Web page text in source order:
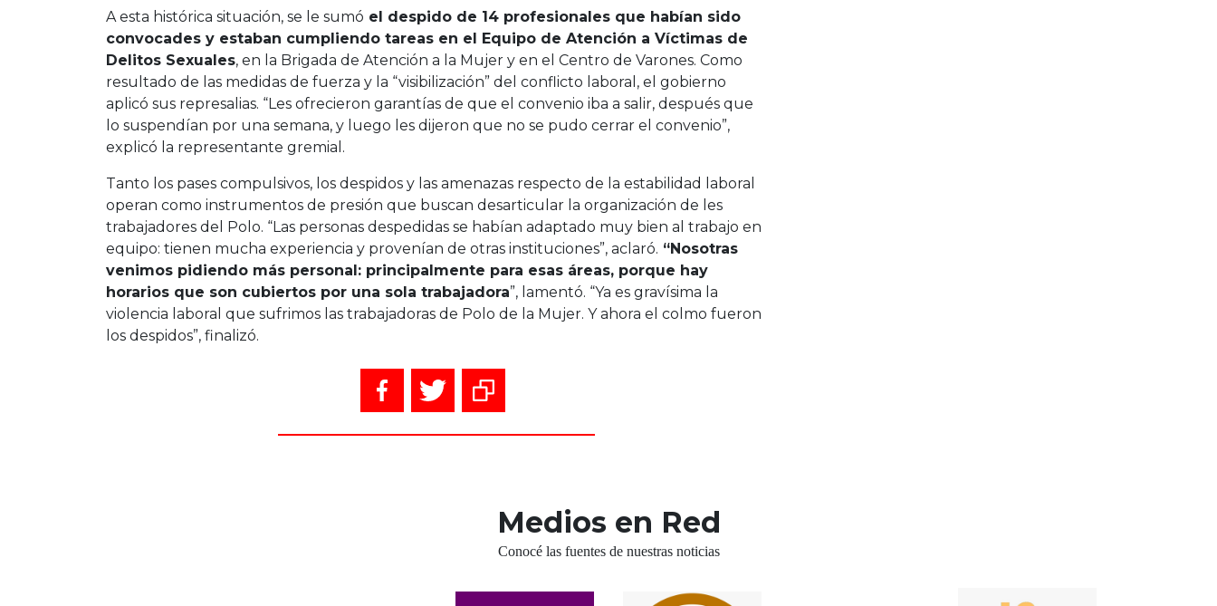
A esta histórica situación, se le sumó el despido de 14 profesionales que habían sido
convocades y estaban cumpliendo tareas en el Equipo de Atención a Víctimas de
Delitos Sexuales, en la Brigada de Atención a la Mujer y en el Centro de Varones. Como
resultado de las medidas de fuerza y la “visibilización” del conflicto laboral, el gobierno
aplicó sus represalias. “Les ofrecieron garantías de que el convenio iba a salir, después que
lo suspendían por una semana, y luego les dijeron que no se pudo cerrar el convenio”,
explicó la representante gremial.
Tanto los pases compulsivos, los despidos y las amenazas respecto de la estabilidad laboral
operan como instrumentos de presión que buscan desarticular la organización de les
trabajadores del Polo. “Las personas despedidas se habían adaptado muy bien al trabajo en
equipo: tienen mucha experiencia y provenían de otras instituciones”, aclaró. “Nosotras
venimos pidiendo más personal: principalmente para esas áreas, porque hay
horarios que son cubiertos por una sola trabajadora”, lamentó. “Ya es gravísima la
violencia laboral que sufrimos las trabajadoras de Polo de la Mujer. Y ahora el colmo fueron
los despidos”, finalizó.
Medios en Red
Conocé las fuentes de nuestras noticias